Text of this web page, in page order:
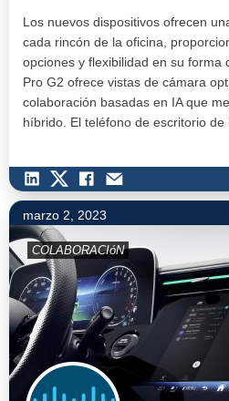
Los nuevos dispositivos ofrecen
cada rincón de la oficina,
opciones y flexibilidad en su forma
Pro G2 ofrece vistas de cámara
colaboración basadas en IA que
híbrido. El teléfono de escritorio de
marzo 2, 2023
COLABORACIóN